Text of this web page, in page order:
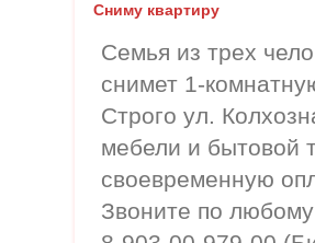
Сниму квартиру
Семья из трех
снимет 1-
Строго ул.
мебели и бытовой
своевременную
Звоните по